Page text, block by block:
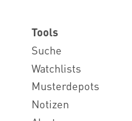
Tools
Suche
Watchlists
Musterdepots
Notizen